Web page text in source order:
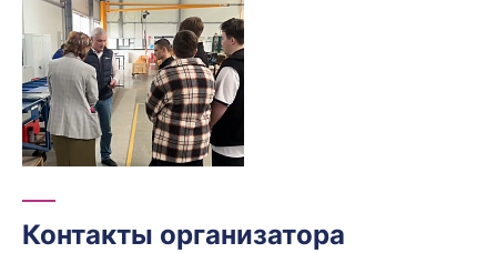
Контакты организатора